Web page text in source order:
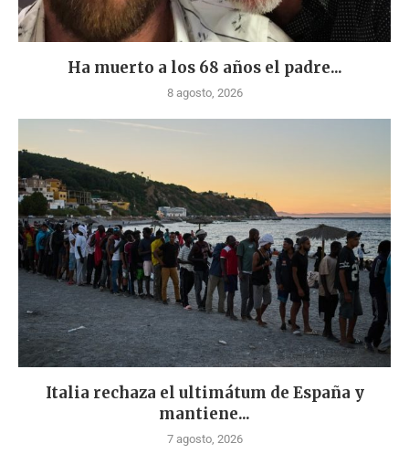
Ha muerto a los 68 años el padre...
8 agosto, 2026
Italia rechaza el ultimátum de España y
mantiene...
7 agosto, 2026